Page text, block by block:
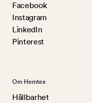
Facebook
Instagram
LinkedIn
Pinterest
Om Hemtex
Hållbarhet